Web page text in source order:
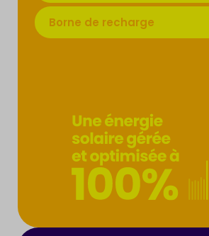
Borne de recharge